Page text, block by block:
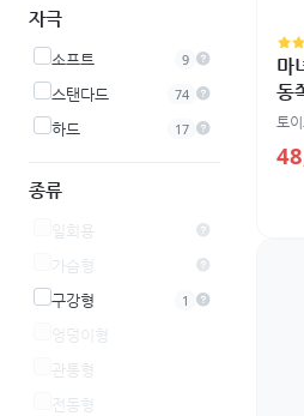
자극
소프트 9
스탠다드 74
하드 17
종류
일회용
가슴형
구강형
1
엉덩이형
관통형
전동형
마
동
나
토